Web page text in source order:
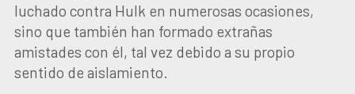
luchado contra Hulk en numerosas ocasiones,
sino que también han formado extrañas
amistades con él, tal vez debido a su propio
sentido de aislamiento.